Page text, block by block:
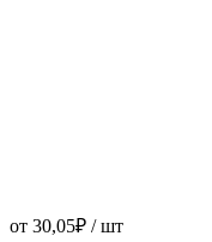
от 30,05₽ / шт